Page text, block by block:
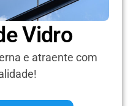
Vidro
e atraente com